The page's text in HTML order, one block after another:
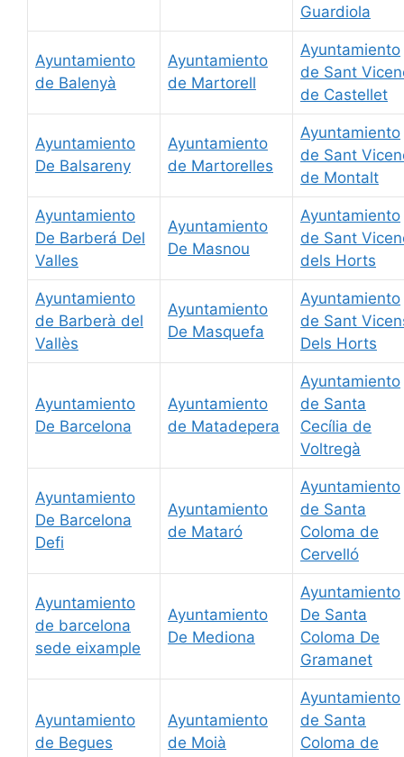
Guardiola
Ayuntamiento
de Balenyà
Ayuntamiento
de Martorell
Ayuntamiento
de Sant
de Castellet
Ayuntamiento
De Balsareny
Ayuntamiento
de Martorelles
Ayuntamiento
de Sant
de Montalt
Ayuntamiento
De Barberá Del
Valles
Ayuntamiento
De Masnou
Ayuntamiento
de Sant
dels Horts
Ayuntamiento
de Barberà del
Vallès
Ayuntamiento
De Masquefa
Ayuntamiento
de Sant
Dels Horts
Ayuntamiento
De Barcelona
Ayuntamiento
de Matadepera
Ayuntamiento
de Santa
Cecília de
Voltregà
Ayuntamiento
De Barcelona
Defi
Ayuntamiento
de Mataró
Ayuntamiento
de Santa
Coloma de
Cervelló
Ayuntamiento
de barcelona
sede eixample
Ayuntamiento
De Mediona
Ayuntamiento
De Santa
Coloma De
Gramanet
Ayuntamiento
de Begues
Ayuntamiento
de Moià
Ayuntamiento
de Santa
Coloma de